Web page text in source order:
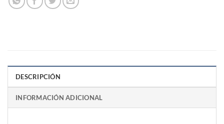
DESCRIPCIÓN
INFORMACIÓN ADICIONAL